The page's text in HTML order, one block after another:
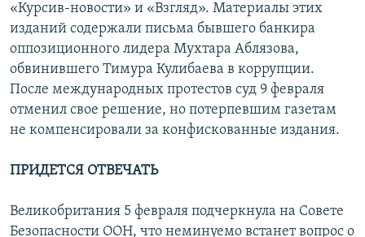
«Курсив-новости» и «Взгляд». Материалы этих
изданий содержали письма бывшего банкира
оппозиционного лидера Мухтара Аблязова,
обвинившего Тимура Кулибаева в коррупции.
После международных протестов суд 9 февраля
отменил свое решение, но потерпевшим газетам
не компенсировали за конфискованные издания.
ПРИДЕТСЯ ОТВЕЧАТЬ
Великобритания 5 февраля подчеркнула на Совете
Безопасности ООН, что неминуемо встанет вопрос о